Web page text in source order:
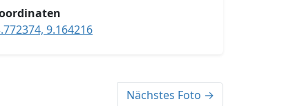
9.164216
Nächstes Foto →